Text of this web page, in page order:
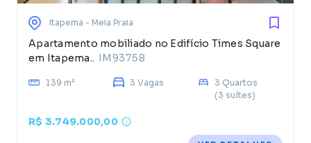
Itapema - Meia Praia
Apartamento mobiliado no Edifício Times Square
em Itapema.. IM93758
139 m² 3 Vagas
3 Quartos
(3 suítes)
R$ 3.749.000,00